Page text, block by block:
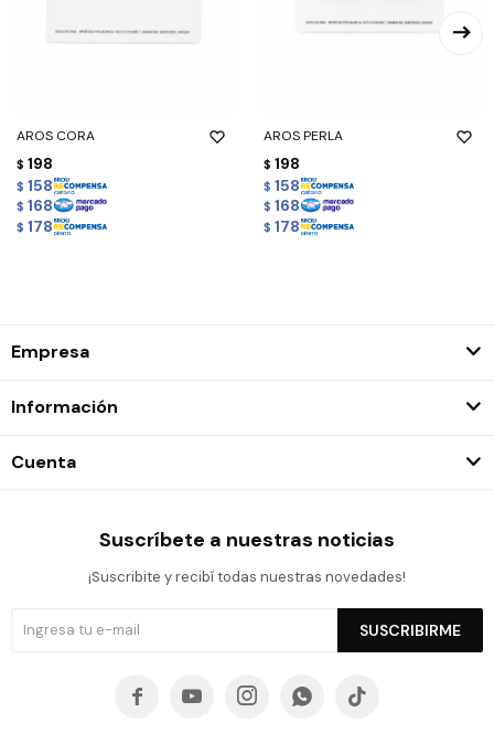
AROS CORA
$ 198
$ 158
$ 168
$ 178
AROS PERLA
$ 198
$ 158
$ 168
$ 178
Empresa
Información
Cuenta
Suscríbete a nuestras noticias
¡Suscribite y recibí todas nuestras novedades!
SUSCRIBIRME
    